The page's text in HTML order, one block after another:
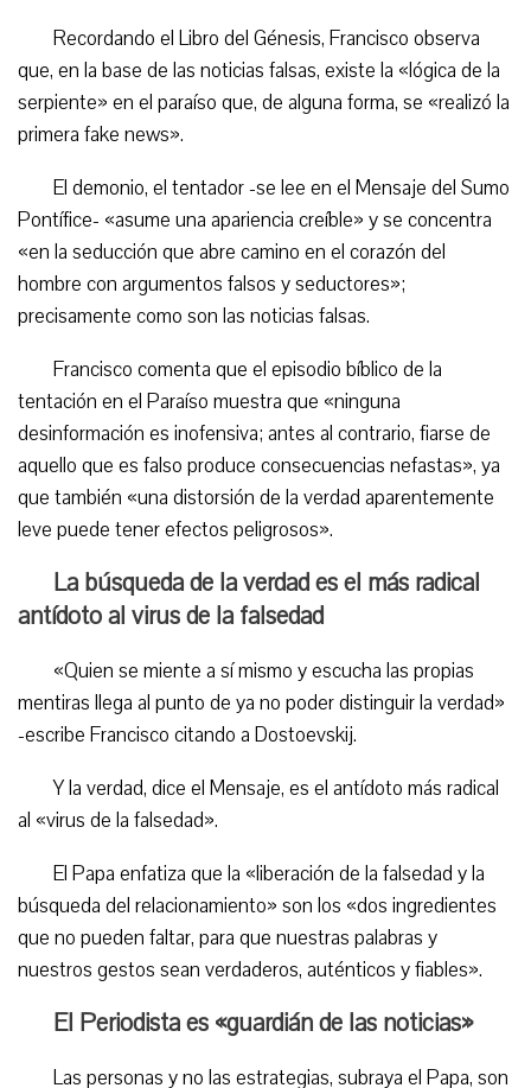
Recordando el Libro del Génesis, Francisco observa
que, en la base de las noticias falsas, existe la «lógica de la
serpiente» en el paraíso que, de alguna forma, se «realizó la
primera fake news».
El demonio, el tentador -se lee en el Mensaje del Sumo
Pontífice- «asume una apariencia creíble» y se concentra
«en la seducción que abre camino en el corazón del
hombre con argumentos falsos y seductores»;
precisamente como son las noticias falsas.
Francisco comenta que el episodio bíblico de la
tentación en el Paraíso muestra que «ninguna
desinformación es inofensiva; antes al contrario, fiarse de
aquello que es falso produce consecuencias nefastas», ya
que también «una distorsión de la verdad aparentemente
leve puede tener efectos peligrosos».
La búsqueda de la verdad es el más radical
antídoto al virus de la falsedad
«Quien se miente a sí mismo y escucha las propias
mentiras llega al punto de ya no poder distinguir la verdad»
-escribe Francisco citando a Dostoevskij.
Y la verdad, dice el Mensaje, es el antídoto más radical
al «virus de la falsedad».
El Papa enfatiza que la «liberación de la falsedad y la
búsqueda del relacionamiento» son los «dos ingredientes
que no pueden faltar, para que nuestras palabras y
nuestros gestos sean verdaderos, auténticos y fiables».
El Periodista es «guardián de las noticias»
Las personas y no las estrategias, subraya el Papa, son